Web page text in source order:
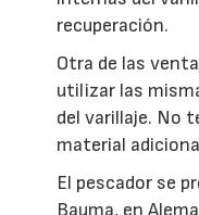
recuperación.
Otra de las
utilizar las
del varillaje. No
material
El pescador se